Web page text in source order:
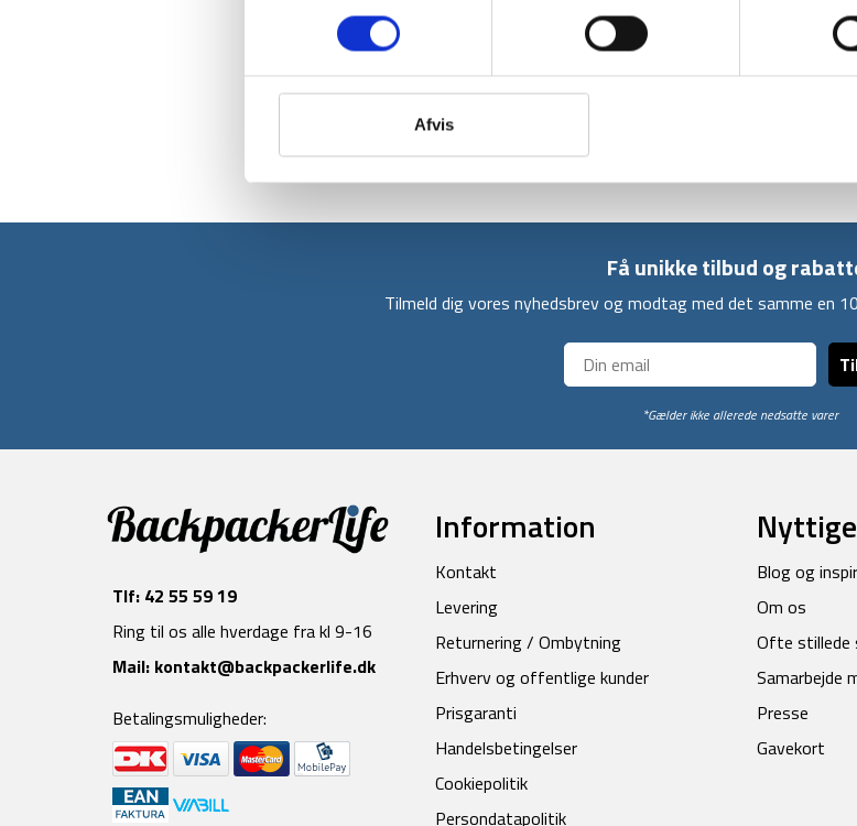
Afvis
En anden vigtig
vil sige at silke regulerer
bruge silke lagenpose
med på backpacking
deres Silk Liner Mix silke
Få unikke tilbud og
Tilmeld dig vores nyhedsbrev og modtag med det samme en
*Gælder ikke allerede nedsatte varer
Tlf: 42 55 59 19
Ring til os alle hverdage fra kl 9-16
Mail: kontakt@backpackerlife.dk
Betalingsmuligheder:
Information
Kontakt
Levering
Returnering / Ombytning
Erhverv og offentlige kunder
Prisgaranti
Handelsbetingelser
Cookiepolitik
Persondatapolitik
Blog og
Om os
Ofte stillede
Samarbejde
Presse
Gavekort